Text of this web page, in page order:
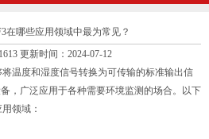
在哪些应用领域中最为常见？
更新时间：2024-07-12
度和湿度信号转换为可传输的标准输出信
，广泛应用于各种需要环境监测的场合。以下
领域：